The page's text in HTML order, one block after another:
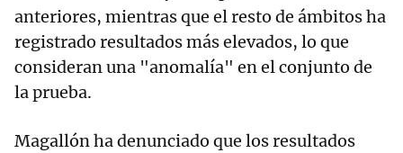
anteriores, mientras que el resto de ámbitos ha
registrado resultados más elevados, lo que
consideran una "anomalía" en el conjunto de
la prueba.
Magallón ha denunciado que los resultados